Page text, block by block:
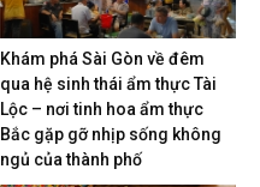
Khám phá Sài Gòn về đêm
qua hệ sinh thái ẩm thực Tài
Lộc – nơi tinh hoa ẩm thực
Bắc gặp gỡ nhịp sống không
ngủ của thành phố